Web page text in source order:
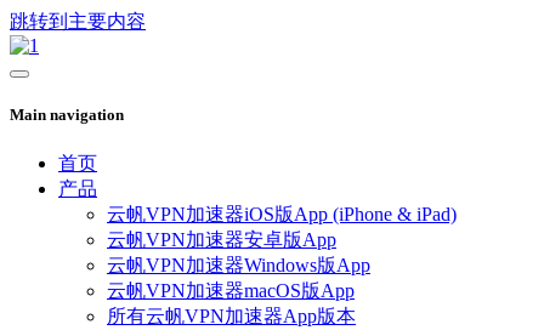
跳转到主要内容
Main navigation
首页
产品
云帆VPN加速器iOS版App (iPhone & iPad)
云帆VPN加速器安卓版App
云帆VPN加速器Windows版App
云帆VPN加速器macOS版App
所有云帆VPN加速器App版本